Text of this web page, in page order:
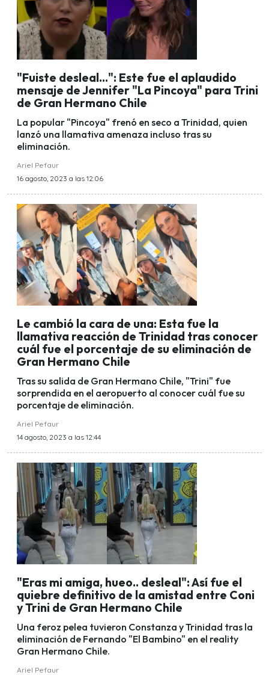
"Fuiste desleal...": Este fue el aplaudido
mensaje de Jennifer "La Pincoya" para Trini
de Gran Hermano Chile
La popular "Pincoya" frenó en seco a Trinidad, quien
lanzó una llamativa amenaza incluso tras su
eliminación.
Ariel Pefaur
16 agosto, 2023 a las 12:06
Le cambió la cara de una: Esta fue la
llamativa reacción de Trinidad tras conocer
cuál fue el porcentaje de su eliminación de
Gran Hermano Chile
Tras su salida de Gran Hermano Chile, "Trini" fue
sorprendida en el aeropuerto al conocer cuál fue su
porcentaje de eliminación.
Ariel Pefaur
14 agosto, 2023 a las 12:44
"Eras mi amiga, hueo.. desleal": Así fue el
quiebre definitivo de la amistad entre Coni
y Trini de Gran Hermano Chile
Una feroz pelea tuvieron Constanza y Trinidad tras la
eliminación de Fernando "El Bambino" en el reality
Gran Hermano Chile.
Ariel Pefaur